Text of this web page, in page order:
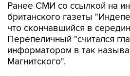
Ранее СМИ со ссылкой на
британского газеты
что скончавшийся в
Перепеличный "считался
информатором в так
Магнитского".